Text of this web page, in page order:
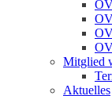
Mitglied
Aktuelles